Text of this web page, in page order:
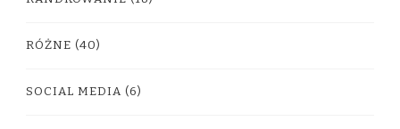
RÓŻNE (40)
SOCIAL MEDIA (6)